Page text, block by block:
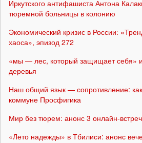
Иркутского антифашиста Антона
тюремной больницы в колонию
Экономический кризис в России:
хаоса», эпизод 272
«мы — лес, который защищает себя»
деревья
Наш общий язык — сопротивление:
коммуне Просфигика
Мир без тюрем: анонс 3 онлайн-
«Лето надежды» в Тбилиси: анонс